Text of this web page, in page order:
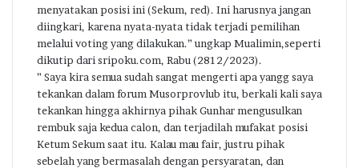
menyatakan posisi ini (Sekum, red). Ini harusnya jangan
diingkari, karena nyata-nyata tidak terjadi pemilihan
melalui voting yang dilakukan.” ungkap Mualimin,seperti
dikutip dari sripoku.com, Rabu (2812/2023).
” Saya kira semua sudah sangat mengerti apa yangg saya
tekankan dalam forum Musorprovlub itu, berkali kali saya
tekankan hingga akhirnya pihak Gunhar mengusulkan
rembuk saja kedua calon, dan terjadilah mufakat posisi
Ketum Sekum saat itu. Kalau mau fair, justru pihak
sebelah yang bermasalah dengan persyaratan, dan